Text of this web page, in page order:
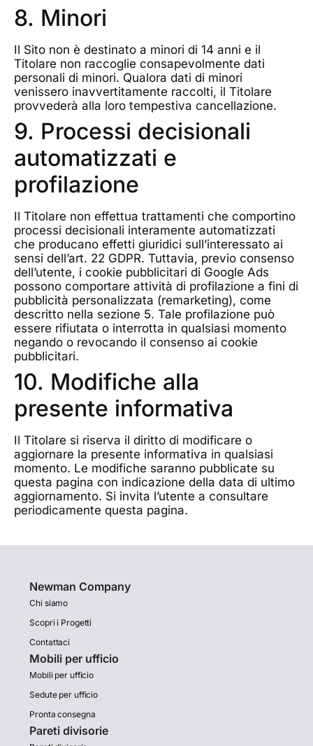
8. Minori
Il Sito non è destinato a minori di 14 anni e il
Titolare non raccoglie consapevolmente dati
personali di minori. Qualora dati di minori
venissero inavvertitamente raccolti, il Titolare
provvederà alla loro tempestiva cancellazione.
9. Processi decisionali
automatizzati e
profilazione
Il Titolare non effettua trattamenti che comportino
processi decisionali interamente automatizzati
che producano effetti giuridici sull’interessato ai
sensi dell’art. 22 GDPR. Tuttavia, previo consenso
dell’utente, i cookie pubblicitari di Google Ads
possono comportare attività di profilazione a fini di
pubblicità personalizzata (remarketing), come
descritto nella sezione 5. Tale profilazione può
essere rifiutata o interrotta in qualsiasi momento
negando o revocando il consenso ai cookie
pubblicitari.
10. Modifiche alla
presente informativa
Il Titolare si riserva il diritto di modificare o
aggiornare la presente informativa in qualsiasi
momento. Le modifiche saranno pubblicate su
questa pagina con indicazione della data di ultimo
aggiornamento. Si invita l’utente a consultare
periodicamente questa pagina.
Newman Company
Chi siamo
Scopri i Progetti
Contattaci
Mobili per ufficio
Mobili per ufficio
Sedute per ufficio
Pronta consegna
Pareti divisorie